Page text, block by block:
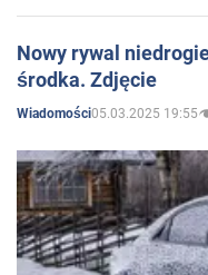
Nowy rywal
środka. Zdjęcie
Wiadomości05.03.2025 19:55